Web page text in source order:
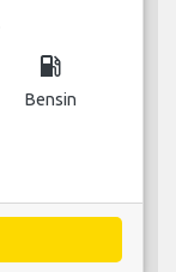
local_gas_station
Bensin